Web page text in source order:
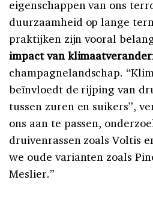
eigenschappen van ons
duurzaamheid op lange
praktijken zijn vooral
impact van
champagnelandschap.
beïnvloedt de rijping van
tussen zuren en suikers”,
ons aan te passen,
druivenrassen zoals Voltis
we oude varianten zoals
Meslier.”